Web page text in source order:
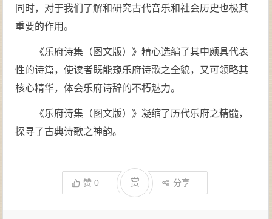
同时，对于我们了解和研究古代音乐和社会历史也极其
重要的作用。
《乐府诗集（图文版）》精心选编了其中颇具代表
性的诗篇，使读者既能窥乐府诗歌之全貌，又可领略其
核心精华，体会乐府诗辞的不朽魅力。
《乐府诗集（图文版）》凝缩了历代乐府之精髓，
探寻了古典诗歌之神韵。
赞0 赏 分享